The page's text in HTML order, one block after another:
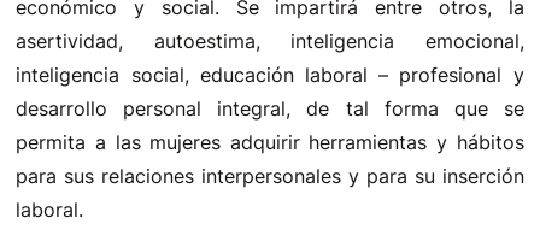
económico y social. Se impartirá entre otros, la
asertividad, autoestima, inteligencia emocional,
inteligencia social, educación laboral – profesional y
desarrollo personal integral, de tal forma que se
permita a las mujeres adquirir herramientas y hábitos
para sus relaciones interpersonales y para su inserción
laboral.